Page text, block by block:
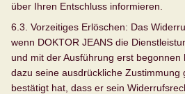
über Ihren Entschluss informieren.
6.3. Vorzeitiges Erlöschen: Das
wenn DOKTOR JEANS die
und mit der Ausführung erst
dazu seine ausdrückliche Zustimmung
bestätigt hat, dass er sein